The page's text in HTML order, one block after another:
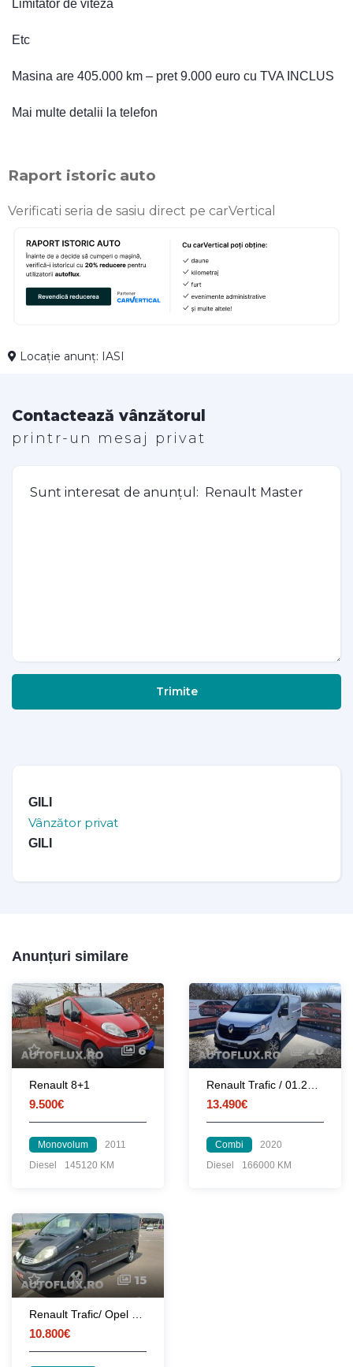
Limitator de viteza
Etc
Masina are 405.000 km – pret 9.000 euro cu TVA INCLUS
Mai multe detalii la telefon
Raport istoric auto
Verificati seria de sasiu direct pe carVertical
Locație anunț: IASI
Contactează vânzătorul
printr-un mesaj privat
Trimite
GILI
Vânzător privat
GILI
Anunțuri similare
6
Renault 8+1
9.500€
Monovolum
2011
Diesel
145120 KM
20
13.490€
Combi
2020
Diesel
166000 KM
15
10.800€